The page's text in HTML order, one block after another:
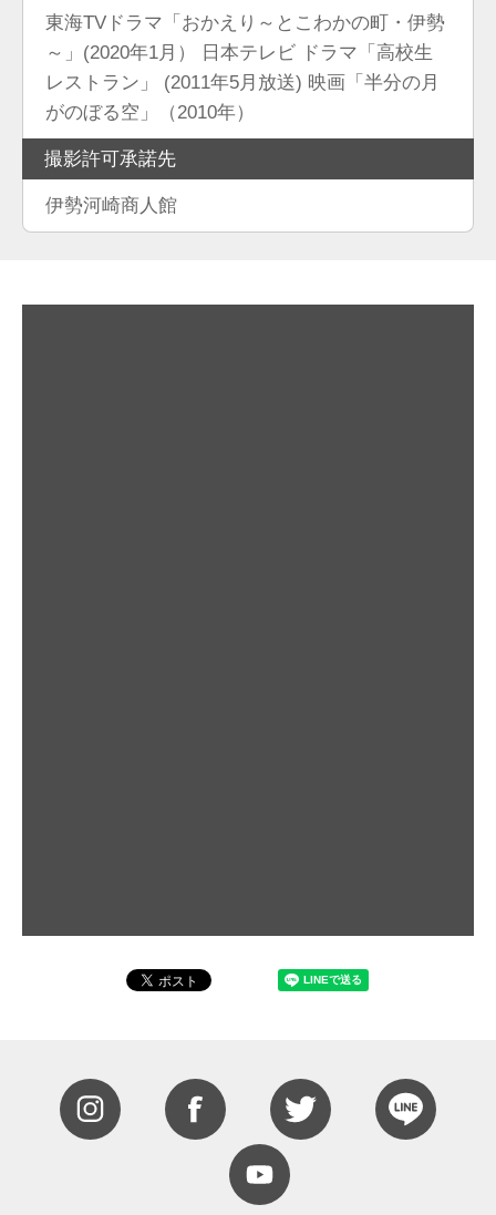
東海TVドラマ「おかえり～とこわかの町・伊勢
～」(2020年1月） 日本テレビ ドラマ「高校生
レストラン」 (2011年5月放送) 映画「半分の月
がのぼる空」（2010年）
撮影許可承諾先
伊勢河崎商人館